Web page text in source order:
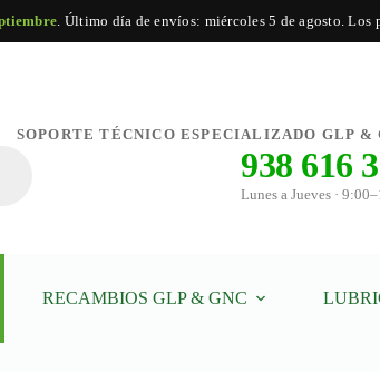
. Último día de envíos: miércoles 5 de agosto. Los
SOPORTE TÉCNICO ESPECIALIZADO GLP &
938 616
Lunes a Jueves ·
RECAMBIOS GLP & GNC